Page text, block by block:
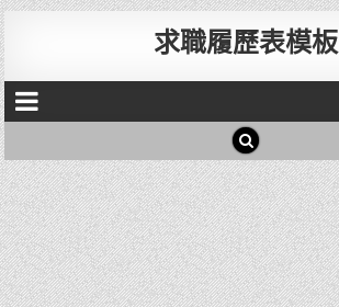
求職履歷表模板